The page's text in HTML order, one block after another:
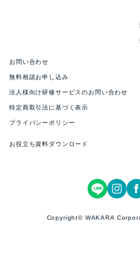
お問い合わせ
無料相談お申し込み
法人様向け研修サービスのお問い合わせ
特定商取引法に基づく表示
プライバシーポリシー
お役立ち資料ダウンロード
Copyright© WAKARA